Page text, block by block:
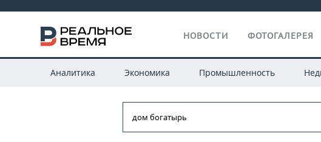
НОВОСТИ ФОТОГАЛЕРЕЯ
Аналитика Экономика Промышленность